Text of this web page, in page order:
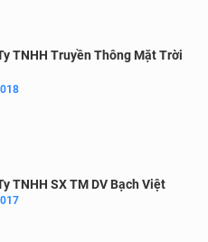
TNHH Truyền Thông Mặt Trời
TNHH SX TM DV Bạch Việt